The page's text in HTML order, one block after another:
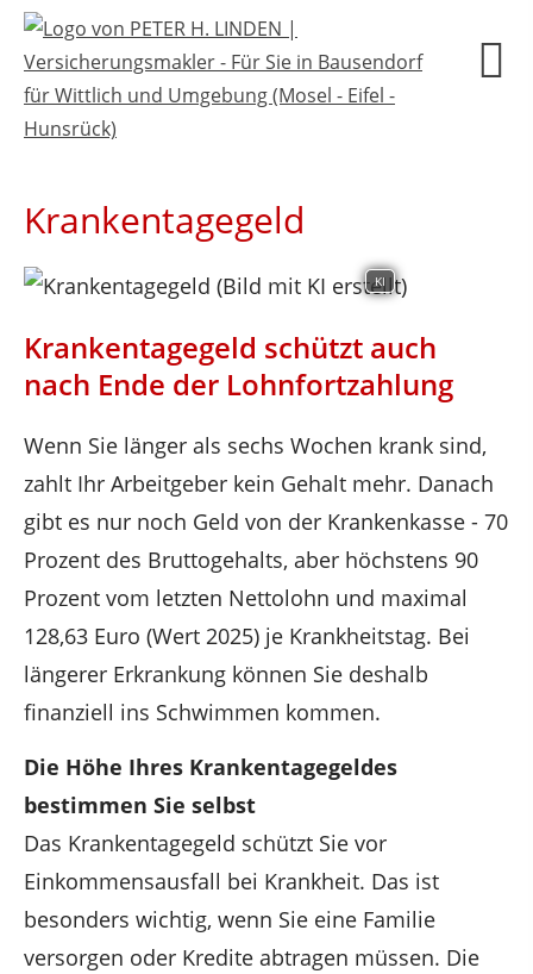
Krankentagegeld
KI
Krankentagegeld schützt auch
nach Ende der Lohnfortzahlung
Wenn Sie länger als sechs Wochen krank sind,
zahlt Ihr Arbeitgeber kein Gehalt mehr. Danach
gibt es nur noch Geld von der Krankenkasse - 70
Prozent des Bruttogehalts, aber höchstens 90
Prozent vom letzten Nettolohn und maximal
128,63 Euro (Wert 2025) je Krankheitstag. Bei
längerer Erkrankung können Sie deshalb
finanziell ins Schwimmen kommen.
Die Höhe Ihres Krankentagegeldes
bestimmen Sie selbst
Das Krankentagegeld schützt Sie vor
Einkommensausfall bei Krankheit. Das ist
besonders wichtig, wenn Sie eine Familie
versorgen oder Kredite abtragen müssen. Die